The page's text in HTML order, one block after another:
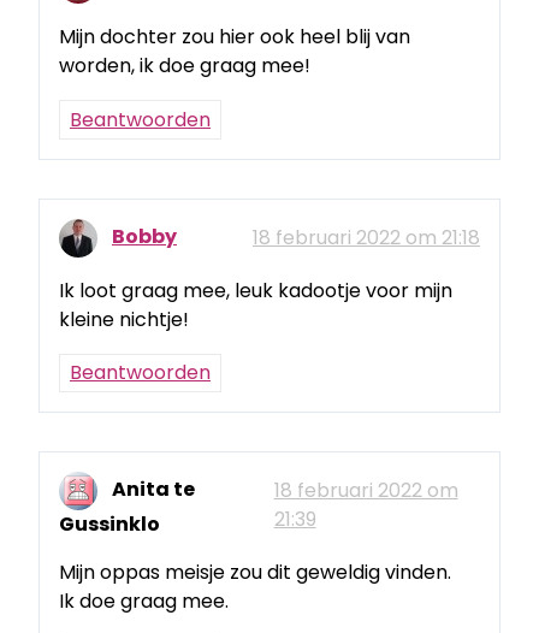
Mijn dochter zou hier ook heel blij van
worden, ik doe graag mee!
Beantwoorden
Bobby
18 februari 2022 om 21:18
Ik loot graag mee, leuk kadootje voor mijn
kleine nichtje!
Beantwoorden
Anita te
Gussinklo
18 februari 2022 om
21:39
Mijn oppas meisje zou dit geweldig vinden.
Ik doe graag mee.